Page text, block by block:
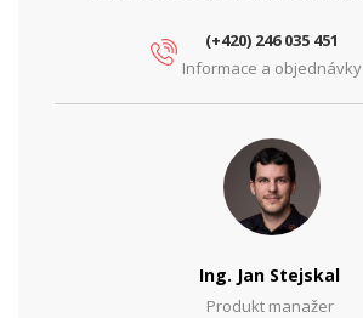
Ochrana proti podpětí
Ne
Ochrana proti přepětí Ano
12
0.9
(+420) 246 035 451
Informace a objednávky
Ing. Jan Stejskal
Produkt manažer